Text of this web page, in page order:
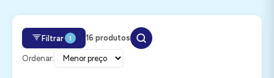
Filtrar 1 16 produtos
Ordenar: